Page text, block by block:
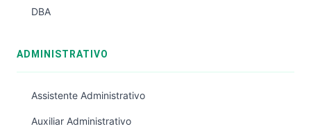
DBA
ADMINISTRATIVO
Assistente Administrativo
Auxiliar Administrativo